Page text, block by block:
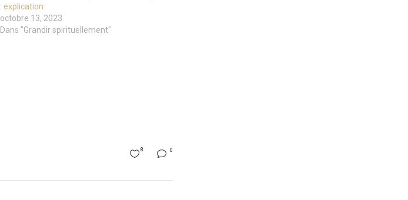
: explication
octobre 13, 2023
Dans "Grandir spirituellement"
0
8